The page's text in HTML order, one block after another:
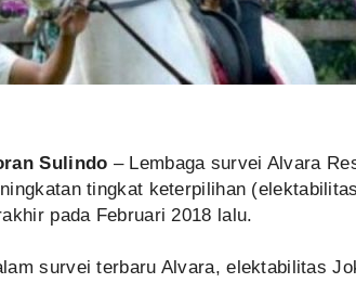
Sulindo – Lembaga survei Alvara
tingkat keterpilihan
pada Februari 2018 lalu.
survei terbaru Alvara, elektabilitas